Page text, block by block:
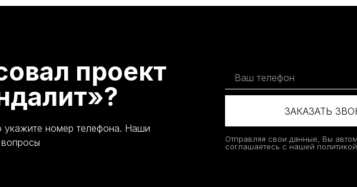
проект
номер телефона. Наши
вопросы
ЗАКАЗАТЬ
Отправляя свои данные, Вы
соглашаетесь с нашей